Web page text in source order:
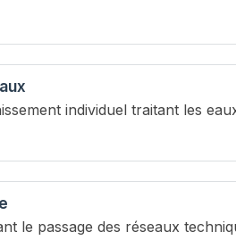
individuel traitant les
le passage des réseaux